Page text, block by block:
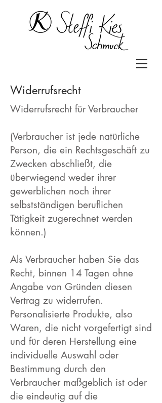
Widerrufsrecht
Widerrufsrecht für Verbraucher
(Verbraucher ist jede natürliche
Person, die ein Rechtsgeschäft zu
Zwecken abschließt, die
überwiegend weder ihrer
gewerblichen noch ihrer
selbstständigen beruflichen
Tätigkeit zugerechnet werden
können.)
Als Verbraucher haben Sie das
Recht, binnen 14 Tagen ohne
Angabe von Gründen diesen
Vertrag zu widerrufen.
Personalisierte Produkte, also
Waren, die nicht vorgefertigt sind
und für deren Herstellung eine
individuelle Auswahl oder
Bestimmung durch den
Verbraucher maßgeblich ist oder
die eindeutig auf die